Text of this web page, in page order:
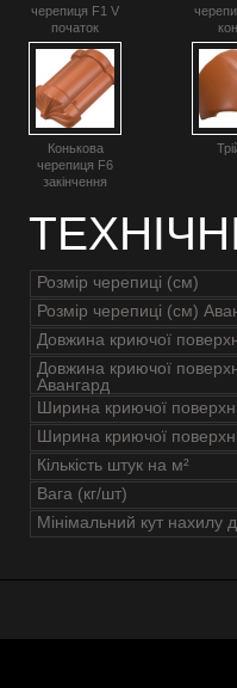
черепиця F1 V
початок
Конькова
черепиця F6
закінчення
Розмір черепиці (см)
Розмір черепиці (см)
Довжина криючої
Довжина криючої
Авангард
Ширина криючої
Ширина криючої
Кількість штук на м²
Вага (кг/шт)
Мінімальний кут нахилу